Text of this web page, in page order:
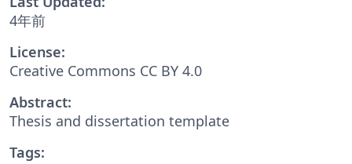
4年前
License:
Creative Commons CC BY 4.0
Abstract:
Thesis and dissertation template
Tags: